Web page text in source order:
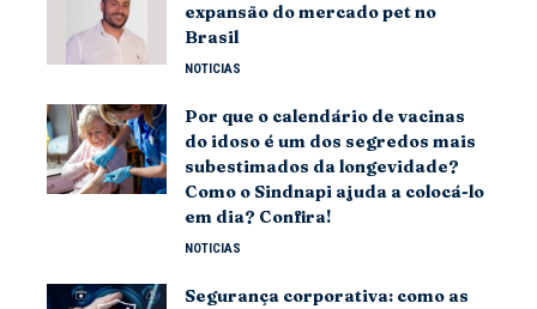
expansão do mercado pet no
Brasil
NOTICIAS
Por que o calendário de vacinas
do idoso é um dos segredos mais
subestimados da longevidade?
Como o Sindnapi ajuda a colocá-lo
em dia? Confira!
NOTICIAS
Segurança corporativa: como as